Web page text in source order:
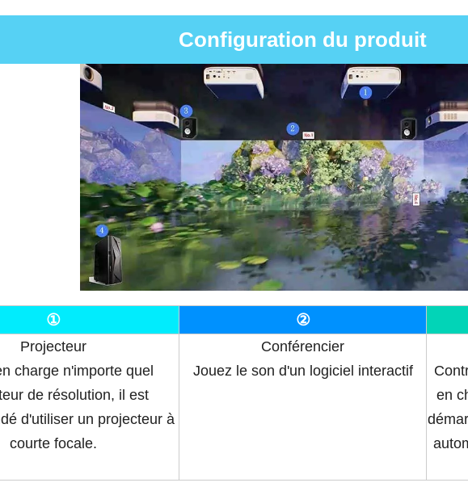
Configuration du produit
① ②
Projecteur
charge n'importe quel
de résolution, il est
d'utiliser un projecteur à
courte focale.
Conférencier
Jouez le son d'un logiciel interactif
en